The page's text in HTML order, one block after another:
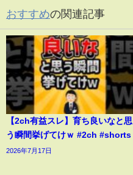
おすすめの関連記事
【2ch有益スレ】育ち良いなと思
う瞬間挙げてけｗ #2ch #shorts
2026年7月17日